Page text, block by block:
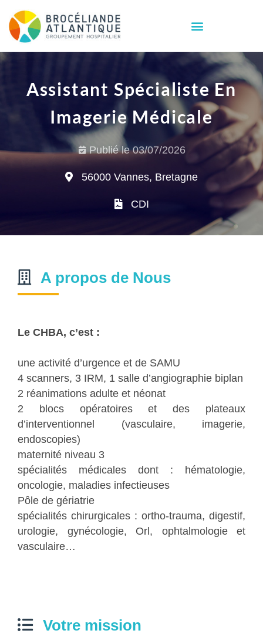
Assistant Spécialiste En
Imagerie Médicale
Publié le03/07/2026
56000 Vannes, Bretagne
CDI
A propos de Nous
Le CHBA, c’est :
une activité d’urgence et de SAMU
4 scanners, 3 IRM, 1 salle d’angiographie biplan
2 réanimations adulte et néonat
2 blocs opératoires et des plateaux
d’interventionnel (vasculaire, imagerie,
endoscopies)
maternité niveau 3
spécialités médicales dont : hématologie,
oncologie, maladies infectieuses
Pôle de gériatrie
spécialités chirurgicales : ortho-trauma, digestif,
urologie, gynécologie, Orl, ophtalmologie et
vasculaire…
Votre mission